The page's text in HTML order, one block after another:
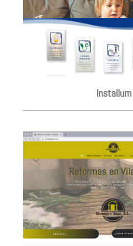
Installum